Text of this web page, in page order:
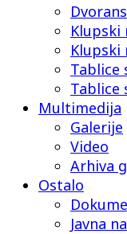
Klupski
Klupski
Tablice
Tablice
Multimedija
Galerije
Video
Arhiva
Ostalo
Javna